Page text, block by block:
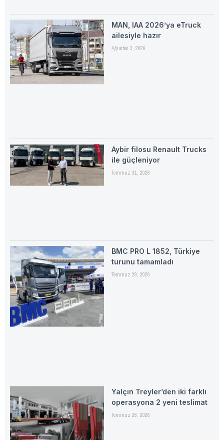
MAN, IAA 2026’ya eTruck
ailesiyle hazır
Ağustos 3, 2026
Aybir filosu Renault Trucks
ile güçleniyor
Temmuz 31, 2026
BMC PRO L 1852, Türkiye
turunu tamamladı
Temmuz 28, 2026
Yalçın Treyler’den iki farklı
operasyona 2 yeni teslimat
Temmuz 28, 2026